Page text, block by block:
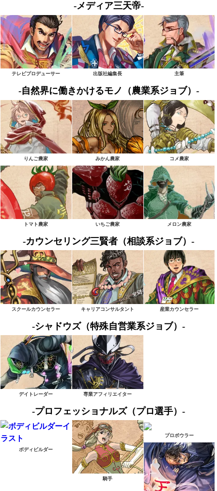
-メディア三天帝-
テレビプロデューサー 出版社編集長 主筆
-自然界に働きかけるモノ（農業系ジョブ）-
りんご農家 みかん農家 コメ農家
トマト農家 いちご農家 メロン農家
-カウンセリング三賢者（相談系ジョブ）-
スクールカウンセラー キャリアコンサルタント 産業カウンセラー
-シャドウズ（特殊自営業系ジョブ）-
デイトレーダー 専業アフィリエイター
-プロフェッショナルズ（プロ選手）-
ボディビルダー
騎手
プロボウラー